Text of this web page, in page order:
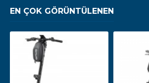
EN ÇOK GÖRÜNTÜLENEN